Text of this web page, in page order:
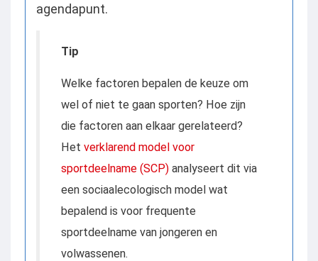
agendapunt.
Tip
Welke factoren bepalen de keuze om
wel of niet te gaan sporten? Hoe zijn
die factoren aan elkaar gerelateerd?
Het verklarend model voor
sportdeelname (SCP) analyseert dit via
een sociaalecologisch model wat
bepalend is voor frequente
sportdeelname van jongeren en
volwassenen.